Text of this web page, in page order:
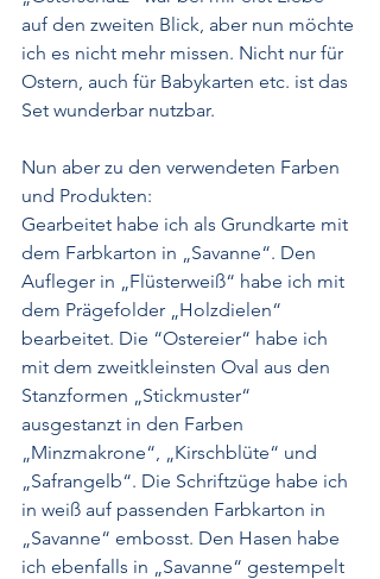
auf den zweiten Blick, aber nun möchte
ich es nicht mehr missen. Nicht nur für
Ostern, auch für Babykarten etc. ist das
Set wunderbar nutzbar.
Nun aber zu den verwendeten Farben
und Produkten:
Gearbeitet habe ich als Grundkarte mit
dem Farbkarton in „Savanne“. Den
Aufleger in „Flüsterweiß“ habe ich mit
dem Prägefolder „Holzdielen“
bearbeitet. Die “Ostereier“ habe ich
mit dem zweitkleinsten Oval aus den
Stanzformen „Stickmuster“
ausgestanzt in den Farben
„Minzmakrone“, „Kirschblüte“ und
„Safrangelb“. Die Schriftzüge habe ich
in weiß auf passenden Farbkarton in
„Savanne“ embosst. Den Hasen habe
ich ebenfalls in „Savanne“ gestempelt